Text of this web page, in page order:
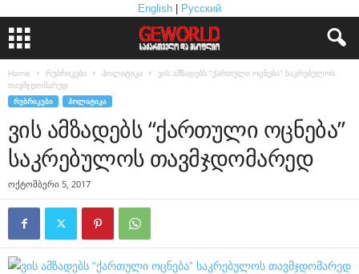
English Русский
Home რუბრიკები პოლიტიკა
ვის ამზადებს “ქართული ოცნება” საკრებულოს
თავმჯდომარედ
ᲠᲣᲑᲠᲘᲙᲔᲑᲘ ᲞᲝᲚᲘᲢᲘᲙᲐ
ვის ამზადებს “ქართული ოცნება”
საკრებულოს თავმჯდომარედ
ოქტომბერი 5, 2017